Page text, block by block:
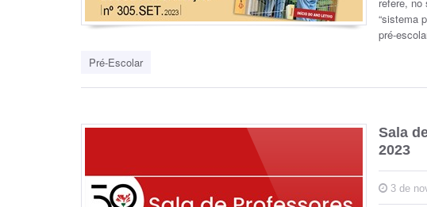
“sistema
pré-
Pré-Escolar
Sala
2023
3 de